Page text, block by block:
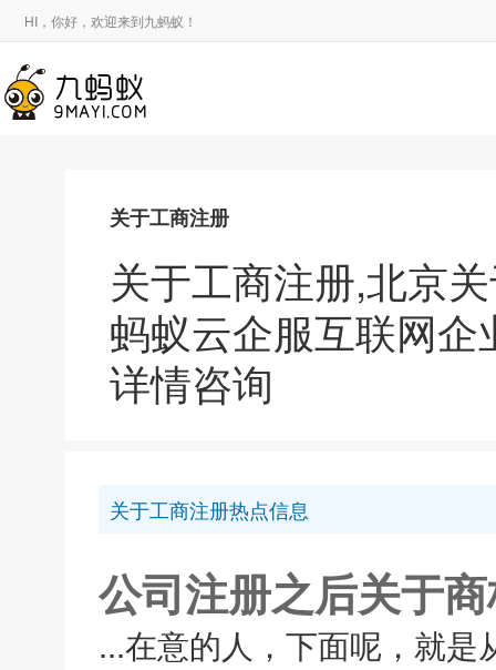
HI，你好，欢迎来到九蚂蚁！
关于工商注册
关于工商注册,北京
蚂蚁云企服互联网
详情咨询
关于工商注册热点信息
公司注册之后关于
...在意的人，下面呢，就